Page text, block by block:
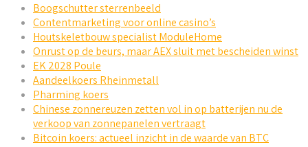
Boogschutter sterrenbeeld
Contentmarketing voor online casino’s
Houtskeletbouw specialist ModuleHome
Onrust op de beurs, maar AEX sluit met bescheiden winst
EK 2028 Poule
Aandeelkoers Rheinmetall
Pharming koers
Chinese zonnereuzen zetten vol in op batterijen nu de
verkoop van zonnepanelen vertraagt
Bitcoin koers: actueel inzicht in de waarde van BTC